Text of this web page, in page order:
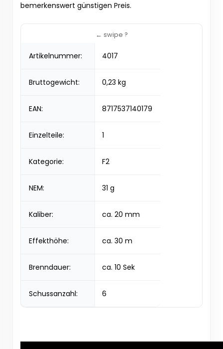
bemerkenswert günstigen Preis.
Artikelnummer: 4017
Bruttogewicht: 0,23 kg
EAN: 8717537140179
Einzelteile: 1
Kategorie: F2
NEM: 31 g
Kaliber: ca. 20 mm
Effekthöhe: ca. 30 m
Brenndauer: ca. 10 Sek
Schussanzahl: 6